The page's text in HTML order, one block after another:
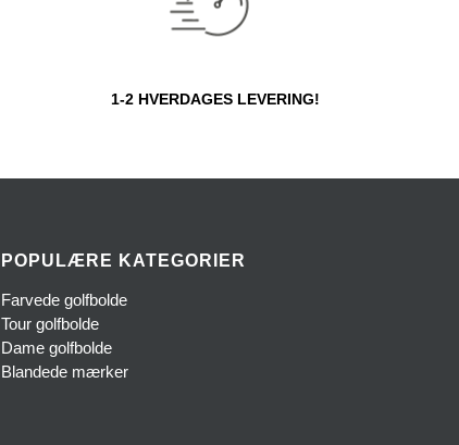
1-2 HVERDAGES LEVERING!
POPULÆRE KATEGORIER
Farvede golfbolde
Tour golfbolde
Dame golfbolde
Blandede mærker